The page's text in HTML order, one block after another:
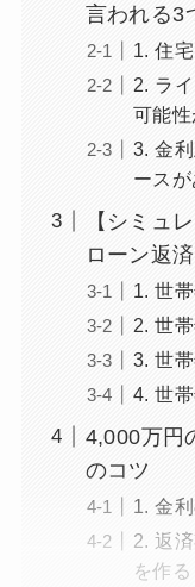
言われる3
1. 住
2. ラ
可能性
3. 金
ースが
【シミュ
ローン返
1. 世
2. 世
3. 世
4. 世
4,000万円
のコツ
1. 金
2. 返
を作る